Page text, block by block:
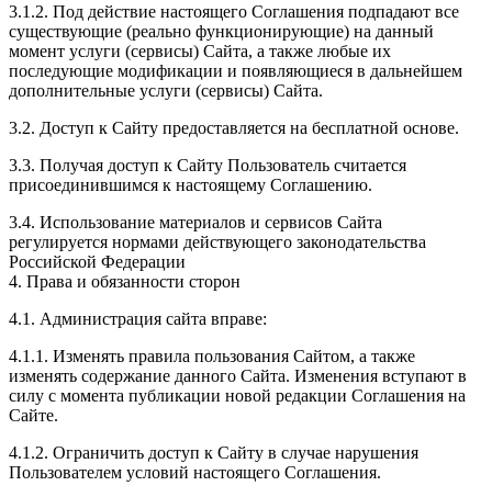
3.1.2. Под действие настоящего Соглашения подпадают все
существующие (реально функционирующие) на данный
момент услуги (сервисы) Сайта, а также любые их
последующие модификации и появляющиеся в дальнейшем
дополнительные услуги (сервисы) Сайта.
3.2. Доступ к Сайту предоставляется на бесплатной основе.
3.3. Получая доступ к Сайту Пользователь считается
присоединившимся к настоящему Соглашению.
3.4. Использование материалов и сервисов Сайта
регулируется нормами действующего законодательства
Российской Федерации
4. Права и обязанности сторон
4.1. Администрация сайта вправе:
4.1.1. Изменять правила пользования Сайтом, а также
изменять содержание данного Сайта. Изменения вступают в
силу с момента публикации новой редакции Соглашения на
Сайте.
4.1.2. Ограничить доступ к Сайту в случае нарушения
Пользователем условий настоящего Соглашения.